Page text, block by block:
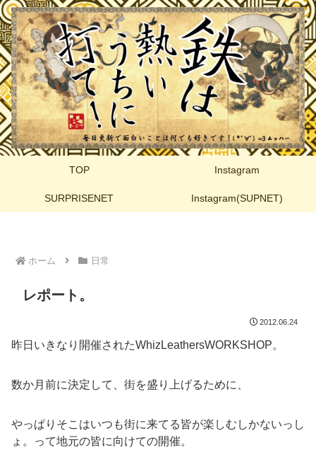
TOP Instagram
SURPRISENET Instagram(SUPNET)
ホーム 日常
レポート。
2012.06.24
昨日いきなり開催されたWhizLeathersWORKSHOP。
数か月前に決定して、街を盛り上げるために、
やっぱりそこはいつも街に来てる皆が楽しむしかないっし
ょ。って地元の皆に向けての開催。